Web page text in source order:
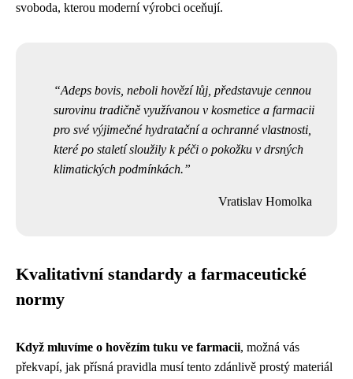
svoboda, kterou moderní výrobci oceňují.
Adeps bovis, neboli hovězí lůj, představuje cennou
surovinu tradičně využívanou v kosmetice a farmacii
pro své výjimečné hydratační a ochranné vlastnosti,
které po staletí sloužily k péči o pokožku v drsných
klimatických podmínkách.
Vratislav Homolka
Kvalitativní standardy a farmaceutické
normy
Když mluvíme o hovězím tuku ve farmacii, možná vás
překvapí, jak přísná pravidla musí tento zdánlivě prostý materiál